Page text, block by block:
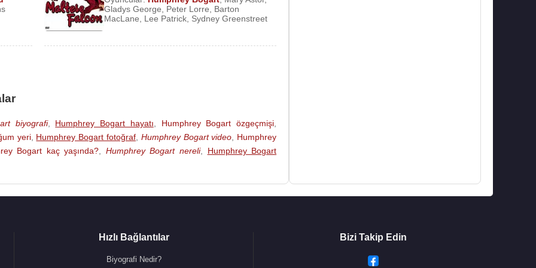
Gladys George
Peter Lorre
Barton
MacLane
Lee Patrick, Sydney Greenstreet
biyografi, Humphrey Bogart hayatı, Humphrey Bogart özgeçmişi,
yeri, Humphrey Bogart fotoğraf, Humphrey Bogart video, Humphrey
Bogart kaç yaşında?, Humphrey Bogart nereli, Humphrey Bogart
Hızlı Bağlantılar
Biyografi Nedir?
Bizi Takip Edin